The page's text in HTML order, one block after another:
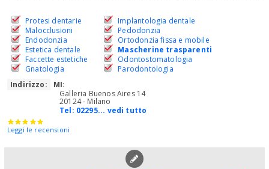
Protesi dentarie
Malocclusioni
Endodonzia
Estetica dentale
Faccette estetiche
Gnatologia
Implantologia dentale
Pedodonzia
Ortodonzia fissa e mobile
Mascherine trasparenti
Odontostomatologia
Parodontologia
Indirizzo:
MI:
Galleria Buenos Aires 14
20124 - Milano
Tel: 02295... vedi tutto
Leggi le recensioni